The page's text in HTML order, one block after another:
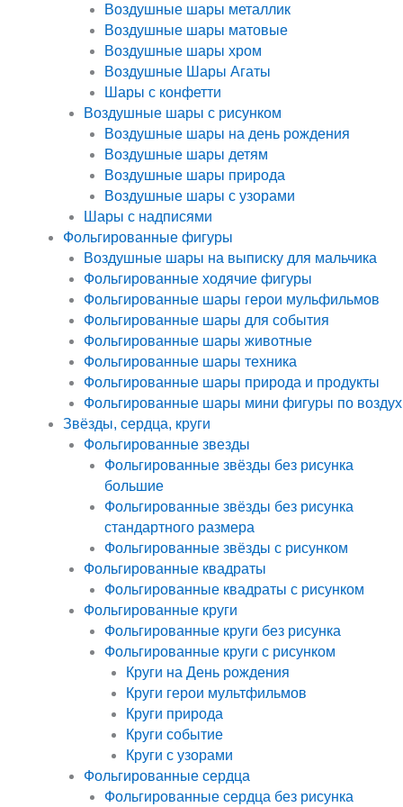
Воздушные шары металлик
Воздушные шары матовые
Воздушные шары хром
Воздушные Шары Агаты
Шары с конфетти
Воздушные шары с рисунком
Воздушные шары на день рождения
Воздушные шары детям
Воздушные шары природа
Воздушные шары с узорами
Шары с надписями
Фольгированные фигуры
Воздушные шары на выписку для мальчика
Фольгированные ходячие фигуры
Фольгированные шары герои мульфильмов
Фольгированные шары для события
Фольгированные шары животные
Фольгированные шары техника
Фольгированные шары природа и продукты
Фольгированные шары мини фигуры по воздух
Звёзды, сердца, круги
Фольгированные звезды
Фольгированные звёзды без рисунка
большие
Фольгированные звёзды без рисунка
стандартного размера
Фольгированные звёзды с рисунком
Фольгированные квадраты
Фольгированные квадраты с рисунком
Фольгированные круги
Фольгированные круги без рисунка
Фольгированные круги с рисунком
Круги на День рождения
Круги герои мультфильмов
Круги природа
Круги событие
Круги с узорами
Фольгированные сердца
Фольгированные сердца без рисунка